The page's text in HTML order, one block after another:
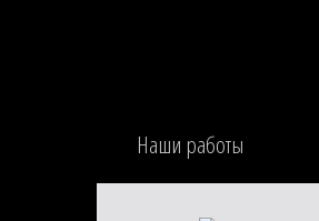
Наши работы